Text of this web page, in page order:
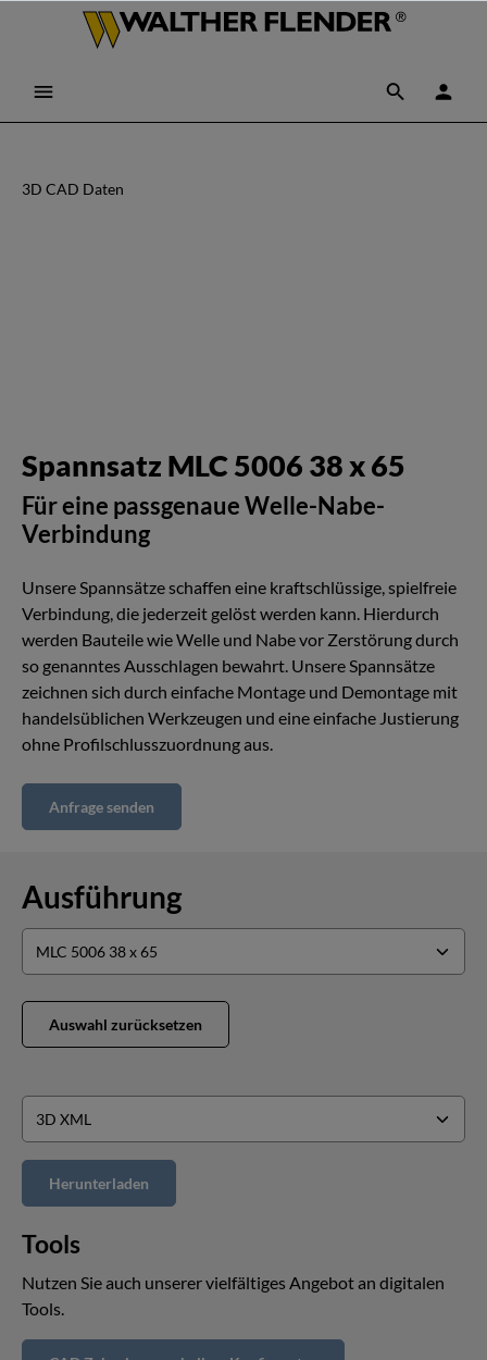
3D CAD Daten
Spannsatz MLC 5006 38 x 65
Für eine passgenaue Welle-Nabe-
Verbindung
Unsere Spannsätze schaffen eine kraftschlüssige, spielfreie
Verbindung, die jederzeit gelöst werden kann. Hierdurch
werden Bauteile wie Welle und Nabe vor Zerstörung durch
so genanntes Ausschlagen bewahrt. Unsere Spannsätze
zeichnen sich durch einfache Montage und Demontage mit
handelsüblichen Werkzeugen und eine einfache Justierung
ohne Profilschlusszuordnung aus.
Anfrage senden
Ausführung
Auswahl zurücksetzen
Tools
Nutzen Sie auch unserer vielfältiges Angebot an digitalen
Tools.